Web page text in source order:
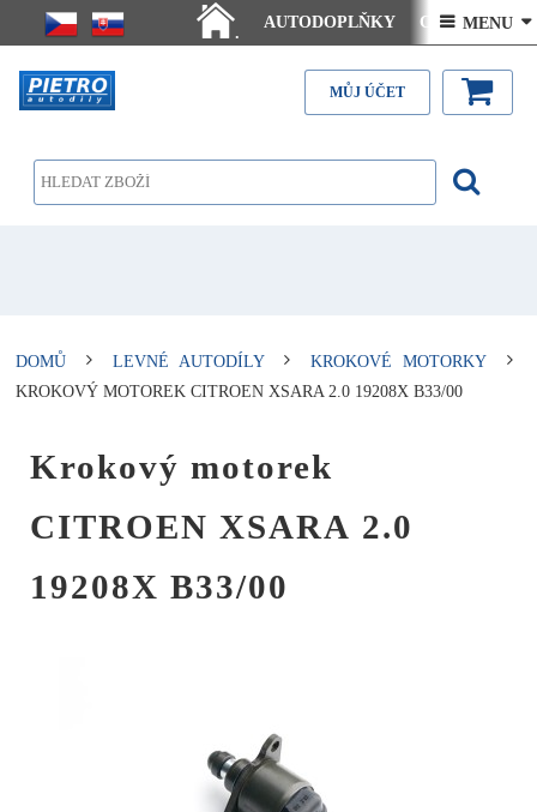
.
AUTODOPLŇKY Ceny doručení
Články - návody Kontakt
 MENU 
MŮJ ÚČET
DOMŮ LEVNÉ AUTODÍLY
KROKOVÉ MOTORKY
KROKOVÝ MOTOREK CITROEN XSARA 2.0 19208X B33/00
Krokový motorek
CITROEN XSARA 2.0
19208X B33/00